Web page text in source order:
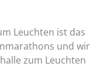
Leuchten ist das
und wir
zum Leuchten